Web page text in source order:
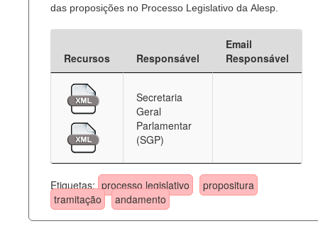
das proposições no Processo Legislativo da Alesp.
Recursos Responsável
Email
Responsável
Secretaria
Geral
Parlamentar
(SGP)
Etiquetas: processo legislativo
propositura
tramitação
andamento